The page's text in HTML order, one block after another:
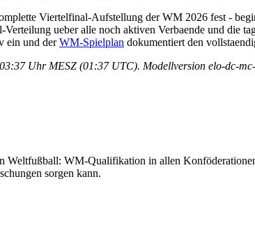
Viertelfinal-Aufstellung der WM 2026 fest -
ueber alle noch aktiven Verbaende und die
ein und derWM-Spielplan dokumentiert den
Uhr MESZ (01:37 UTC). Modellversion elo-dc-
Weltfußball: WM-Qualifikation in allen
sorgen kann.